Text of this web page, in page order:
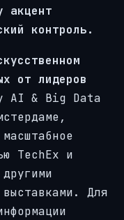
акцент
контроль.
от лидеров
AI & Big Data
TechEx и
выставками. Для